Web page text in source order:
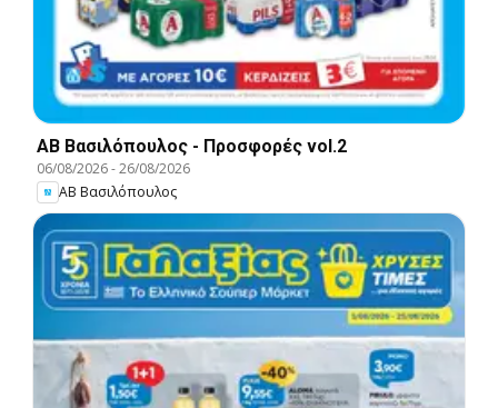
ΑΒ Βασιλόπουλος - Προσφορές vol.2
06/08/2026-26/08/2026
ΑΒ Βασιλόπουλος